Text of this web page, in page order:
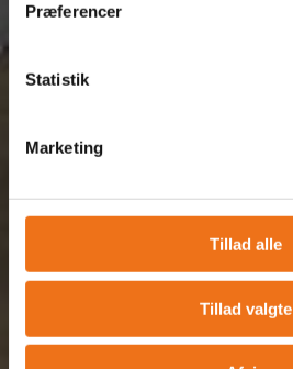
Præferencer
Statistik
Marketing
Tillad alle
Tillad valgte